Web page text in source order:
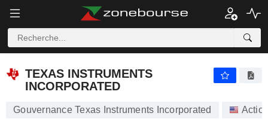
TEXAS INSTRUMENTS
INCORPORATED
Gouvernance Texas Instruments Incorporated